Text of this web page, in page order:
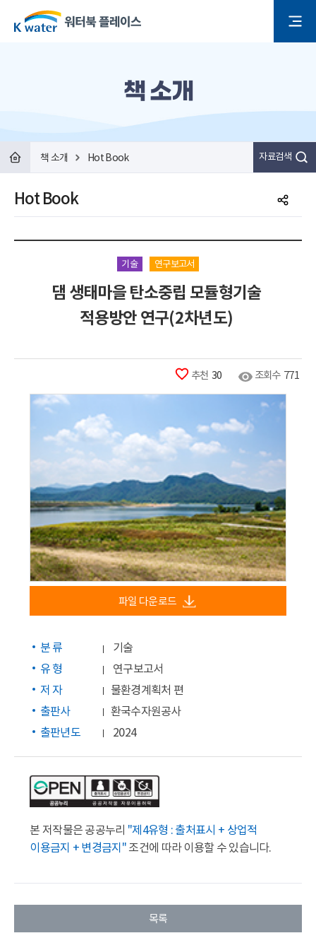
책 소개
책 소개 Hot Book 자료검색
Hot Book
기술 연구보고서
댐 생태마을 탄소중립 모듈형기술
적용방안 연구(2차년도)
파일 다운로드
분 류
기술
유 형
연구보고서
저 자
물환경계획처 편
출판사
환국수자원공사
출판년도
2024
추천 30 조회수 771
본 저작물은 공공누리 "제4유형 : 출처표시 + 상업적
이용금지 + 변경금지" 조건에 따라 이용할 수 있습니다.
목록